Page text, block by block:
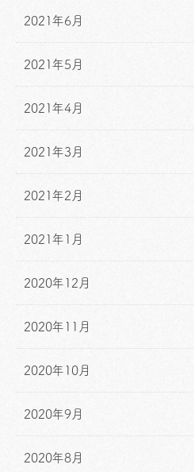
2021年6月
2021年5月
2021年4月
2021年3月
2021年2月
2021年1月
2020年12月
2020年11月
2020年10月
2020年9月
2020年8月